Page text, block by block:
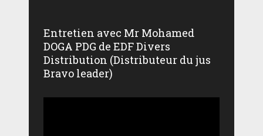
Entretien avec Mr Mohamed
DOGA PDG de EDF Divers
Distribution (Distributeur du jus
Bravo leader)